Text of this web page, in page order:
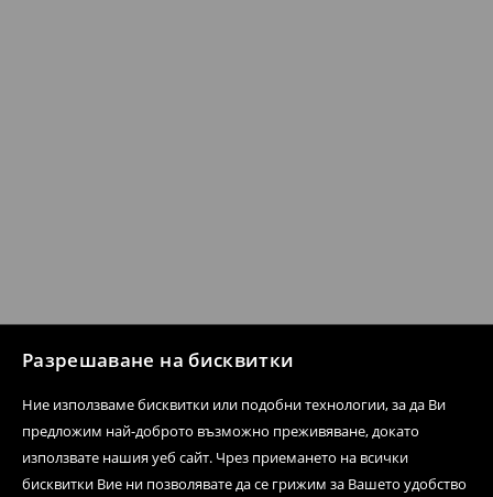
Разрешаване на бисквитки
Ние използваме бисквитки или подобни технологии, за да Ви
предложим най-доброто възможно преживяване, докато
използвате нашия уеб сайт. Чрез приемането на всички
бисквитки Вие ни позволявате да се грижим за Вашето удобство